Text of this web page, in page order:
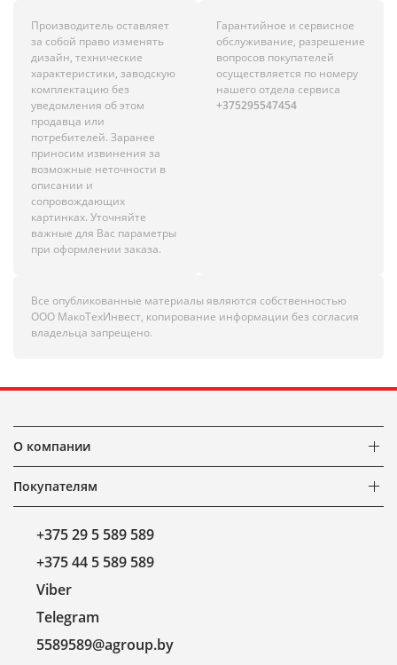
Производитель оставляет
за собой право изменять
дизайн, технические
характеристики, заводскую
комплектацию без
уведомления об этом
продавца или
потребителей. Заранее
приносим извинения за
возможные неточности в
описании и
сопровождающих
картинках. Уточняйте
важные для Вас параметры
при оформлении заказа.
Гарантийное и сервисное
обслуживание, разрешение
вопросов покупателей
осуществляется по номеру
нашего отдела сервиса
+375295547454
Все опубликованные материалы являются собственностью
ООО МакоТехИнвест, копирование информации без согласия
владельца запрещено.
О компании
Покупателям
+375 29 5 589 589
+375 44 5 589 589
Viber
Telegram
5589589@agroup.by